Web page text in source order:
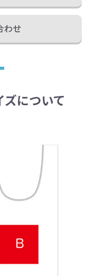
わせ
について